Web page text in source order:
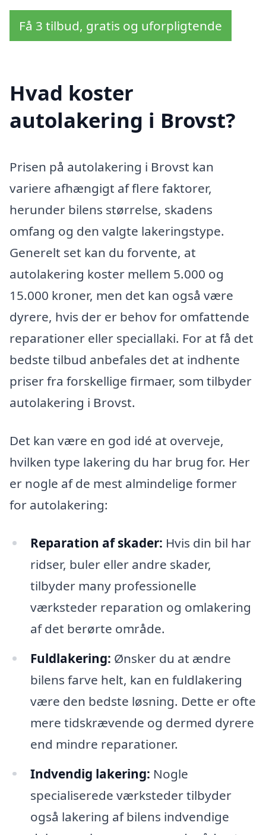
Få 3 tilbud, gratis og uforpligtende
Hvad koster
autolakering i Brovst?
Prisen på autolakering i Brovst kan
variere afhængigt af flere faktorer,
herunder bilens størrelse, skadens
omfang og den valgte lakeringstype.
Generelt set kan du forvente, at
autolakering koster mellem 5.000 og
15.000 kroner, men det kan også være
dyrere, hvis der er behov for omfattende
reparationer eller speciallaki. For at få det
bedste tilbud anbefales det at indhente
priser fra forskellige firmaer, som tilbyder
autolakering i Brovst.
Det kan være en god idé at overveje,
hvilken type lakering du har brug for. Her
er nogle af de mest almindelige former
for autolakering:
Reparation af skader: Hvis din bil har
ridser, buler eller andre skader,
tilbyder many professionelle
værksteder reparation og omlakering
af det berørte område.
Fuldlakering: Ønsker du at ændre
bilens farve helt, kan en fuldlakering
være den bedste løsning. Dette er ofte
mere tidskrævende og dermed dyrere
end mindre reparationer.
Indvendig lakering: Nogle
specialiserede værksteder tilbyder
også lakering af bilens indvendige